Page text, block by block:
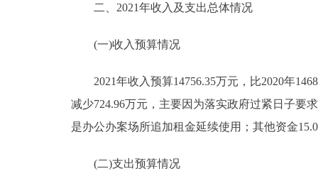
二、2021年收入及支出总体情况
(一)收入预算情况
2021年收入预算14756.35万元，比2020年
减少724.96万元，主要因为落实政府过紧日子要
是办公办案场所追加租金延续使用；其他资金
(二)支出预算情况